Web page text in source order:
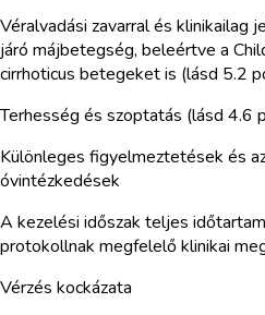
Véralvadási zavarral és klinikailag
járó májbetegség, beleértve a
cirrhoticus betegeket is (lásd 5.2
Terhesség és szoptatás (lásd 4.6
Különleges figyelmeztetések és
óvintézkedések
A kezelési időszak teljes
protokollnak megfelelő klinikai
Vérzés kockázata